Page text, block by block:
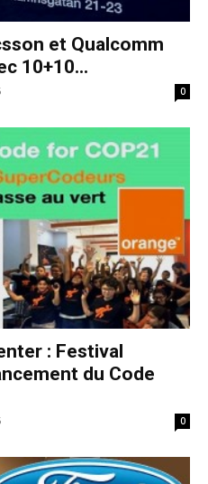
et Qualcomm
10+10...
0
: Festival
du Code
0